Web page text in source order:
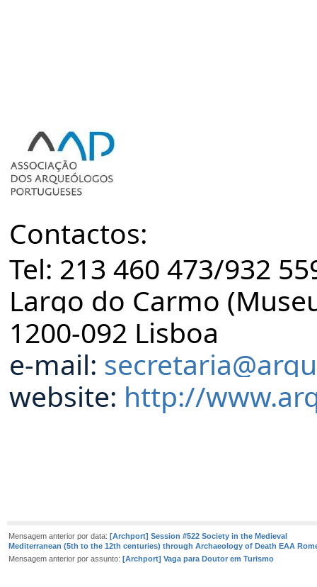
Contactos:
Tel: 213 460 473/932
Largo do Carmo
1200-092 Lisboa
e-mail:
website: http://
Mensagem anterior por data: [Archport] Session #522 Society in the Medieval
Mediterranean (5th to the 12th centuries) through Archaeology of Death EAA
Mensagem anterior por assunto: [Archport] Vaga para Doutor em Turismo